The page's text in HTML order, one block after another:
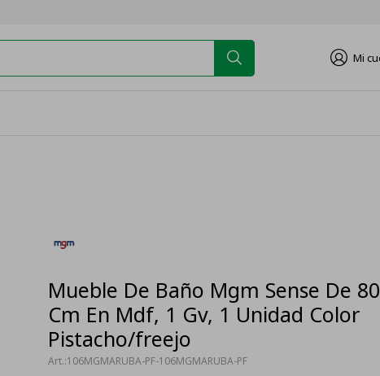
Mueble De Baño Mgm Sense De 80
Cm En Mdf, 1 Gv, 1 Unidad Color
Pistacho/freejo
106MGMARUBA-PF-106MGMARUBA-PF